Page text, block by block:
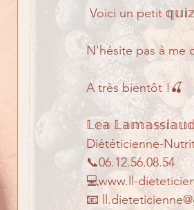
Voici un petit
N'hésite pas à me
A très bientôt !🍒
𝕃𝕖𝕒
Diététicienne-
📞06.12.56.08.54
💻www.ll-
📧